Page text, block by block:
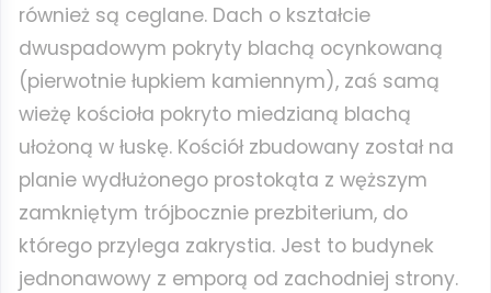
również są ceglane. Dach o kształcie
dwuspadowym pokryty blachą ocynkowaną
(pierwotnie łupkiem kamiennym), zaś samą
wieżę kościoła pokryto miedzianą blachą
ułożoną w łuskę. Kościół zbudowany został na
planie wydłużonego prostokąta z węższym
zamkniętym trójbocznie prezbiterium, do
którego przylega zakrystia. Jest to budynek
jednonawowy z emporą od zachodniej strony.